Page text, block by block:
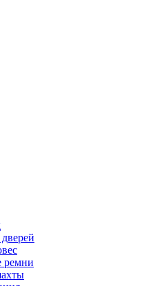
ремни